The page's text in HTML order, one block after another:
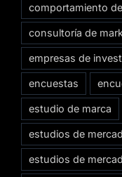
comportamiento
consultoría de
empresas de
encuestas
estudio de marca
estudios de
estudios de